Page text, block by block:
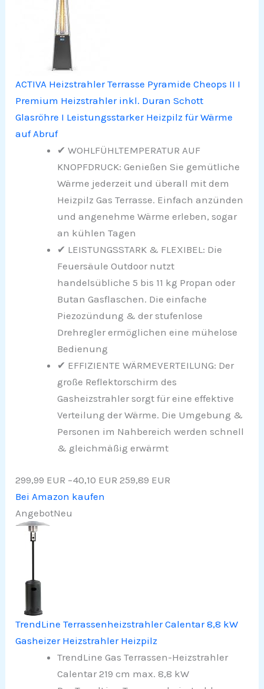
ACTIVA Heizstrahler Terrasse Pyramide Cheops II I
Premium Heizstrahler inkl. Duran Schott
Glasröhre I Leistungsstarker Heizpilz für Wärme
auf Abruf
✔ WOHLFÜHLTEMPERATUR AUF
KNOPFDRUCK: Genießen Sie gemütliche
Wärme jederzeit und überall mit dem
Heizpilz Gas Terrasse. Einfach anzünden
und angenehme Wärme erleben, sogar
an kühlen Tagen
✔ LEISTUNGSSTARK & FLEXIBEL: Die
Feuersäule Outdoor nutzt
handelsübliche 5 bis 11 kg Propan oder
Butan Gasflaschen. Die einfache
Piezozündung & der stufenlose
Drehregler ermöglichen eine mühelose
Bedienung
✔ EFFIZIENTE WÄRMEVERTEILUNG: Der
große Reflektorschirm des
Gasheizstrahler sorgt für eine effektive
Verteilung der Wärme. Die Umgebung &
Personen im Nahbereich werden schnell
& gleichmäßig erwärmt
299,99 EUR −40,10 EUR 259,89 EUR
Bei Amazon kaufen
AngebotNeu
TrendLine Terrassenheizstrahler Calentar 8,8 kW
Gasheizer Heizstrahler Heizpilz
TrendLine Gas Terrassen-Heizstrahler
Calentar 219 cm max. 8,8 kW